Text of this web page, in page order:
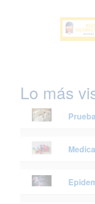
Lo más